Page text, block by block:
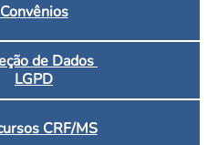
Convênios
de Dados
LGPD
CRF/MS